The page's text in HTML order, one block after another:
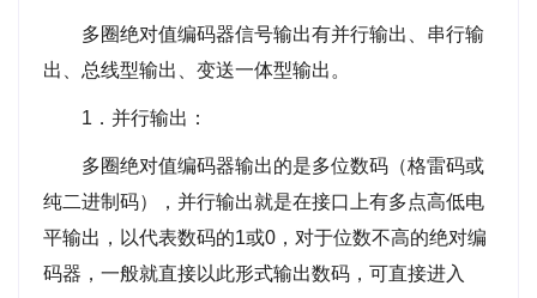
多圈绝对值编码器信号输出有并行输出、串行输
出、总线型输出、变送一体型输出。
1．并行输出：
多圈绝对值编码器输出的是多位数码（格雷码或
纯二进制码），并行输出就是在接口上有多点高低电
平输出，以代表数码的1或0，对于位数不高的绝对编
码器，一般就直接以此形式输出数码，可直接进入